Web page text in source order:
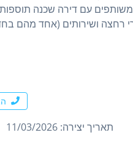
משותפים עם דירה שכנה
תאריך יצירה: 11/03/2026